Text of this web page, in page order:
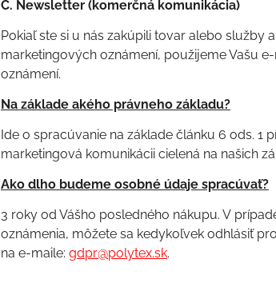
C. Newsletter (komerčná komunikácia)
Pokiaľ ste si u nás zakúpili tovar alebo služby
marketingových oznámení, použijeme Vašu
oznámení.
Na základe akého právneho základu?
Ide o spracúvanie na základe článku 6 ods. 1
marketingová komunikácii cielená na našich
Ako dlho budeme osobné údaje spracúvať?
3 roky od Vášho posledného nákupu. V
oznámenia, môžete sa kedykoľvek odhlásiť
na e-maile: gdpr@polytex.sk.